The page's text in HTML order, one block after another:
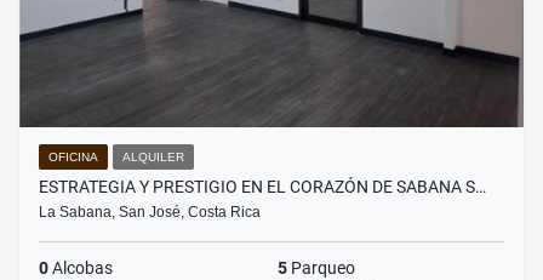
OFICINA ALQUILER
ESTRATEGIA Y PRESTIGIO EN EL CORAZÓN DE SABANA S…
La Sabana, San José, Costa Rica
0Alcobas 5 Parqueo